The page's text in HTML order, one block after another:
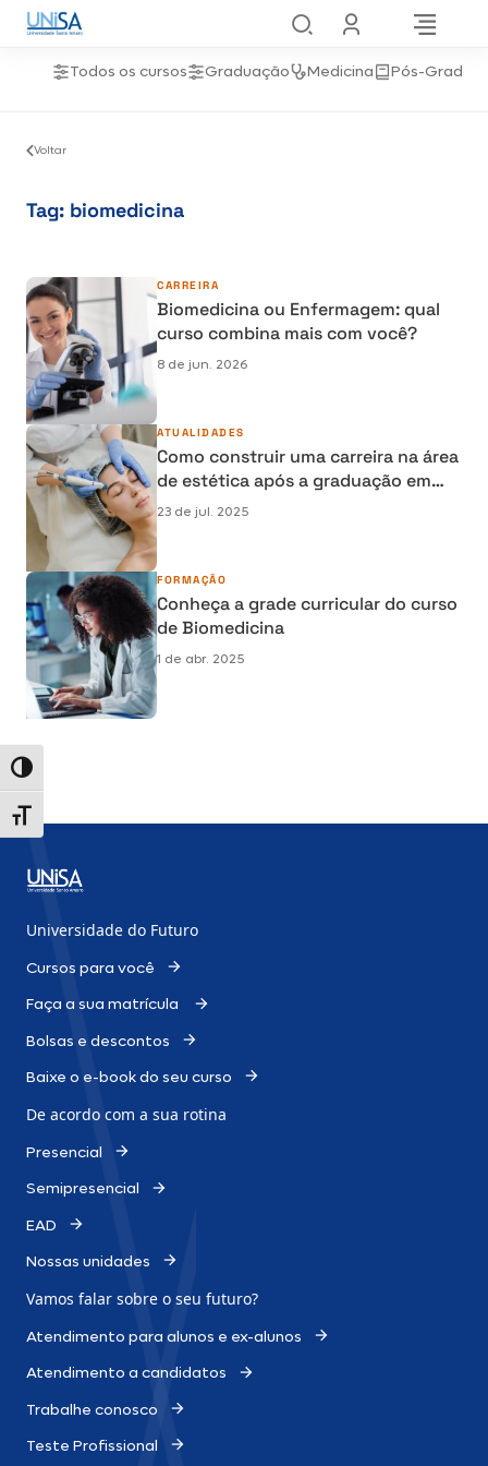
Alternar alto contraste
Alternar tamanho da fonte
Todos os cursos Graduação Medicina Pós-
Voltar
Tag: biomedicina
CARREIRA
Biomedicina ou Enfermagem: qual
curso combina mais com você?
8 de jun. 2026
ATUALIDADES
Como construir uma carreira na área
de estética após a graduação em
Biomedicina
23 de jul. 2025
FORMAÇÃO
Conheça a grade curricular do curso
de Biomedicina
1 de abr. 2025
Universidade do Futuro
Cursos para você
Faça a sua matrícula
Bolsas e descontos
Baixe o e-book do seu curso
De acordo com a sua rotina
Presencial
Semipresencial
EAD
Nossas unidades
Vamos falar sobre o seu futuro?
Atendimento para alunos e ex-alunos
Atendimento a candidatos
Trabalhe conosco
Teste Profissional